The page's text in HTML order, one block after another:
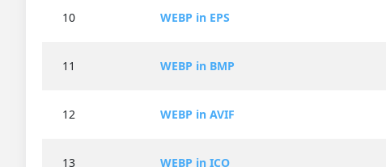
10 WEBP in EPS
11 WEBP in BMP
12 WEBP in AVIF
13 WEBP in ICO